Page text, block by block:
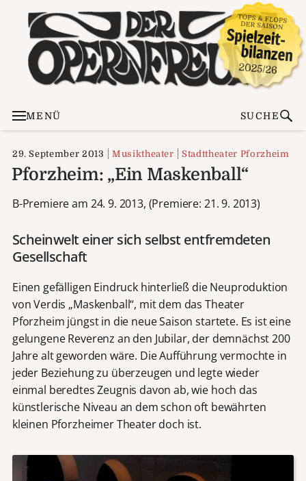
MENÜ SUCHE
29. September 2013 Musiktheater Stadttheater Pforzheim
Pforzheim: „Ein Maskenball“
B-Premiere am 24. 9. 2013, (Premiere: 21. 9. 2013)
Scheinwelt einer sich selbst entfremdeten
Gesellschaft
Einen gefälligen Eindruck hinterließ die Neuproduktion
von Verdis „Maskenball“, mit dem das Theater
Pforzheim jüngst in die neue Saison startete. Es ist eine
gelungene Reverenz an den Jubilar, der demnächst 200
Jahre alt geworden wäre. Die Aufführung vermochte in
jeder Beziehung zu überzeugen und legte wieder
einmal beredtes Zeugnis davon ab, wie hoch das
künstlerische Niveau an dem schon oft bewährten
kleinen Pforzheimer Theater doch ist.